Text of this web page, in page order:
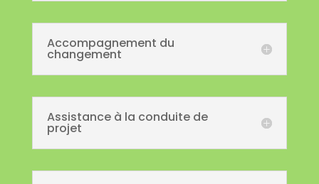
Accompagnement du
changement
Assistance à la conduite de
projet